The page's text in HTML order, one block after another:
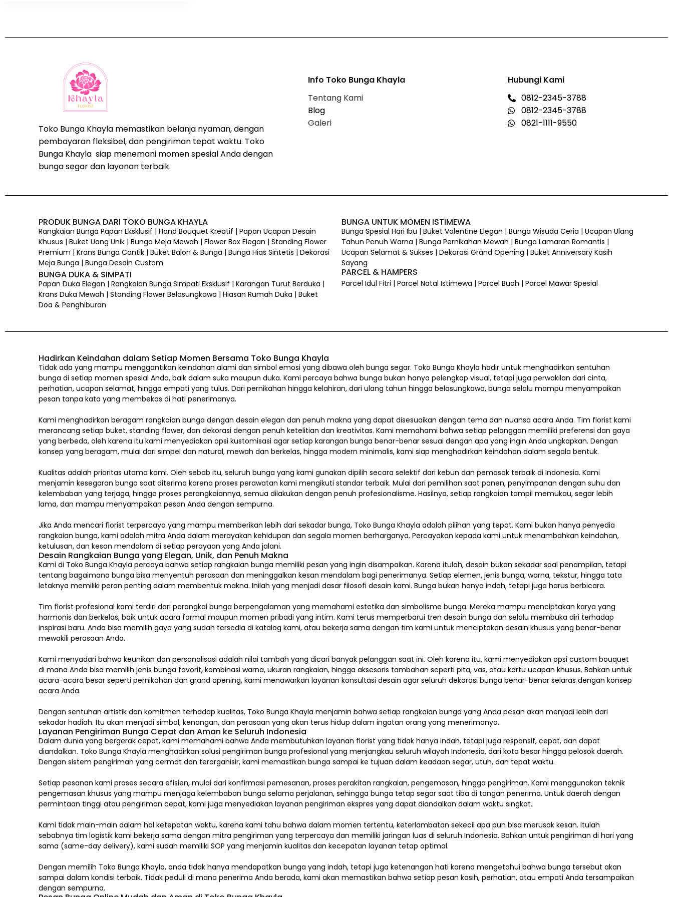
Toko Bunga Khayla memastikan belanja nyaman, dengan
pembayaran fleksibel, dan pengiriman tepat waktu. Toko
Bunga Khayla siap menemani momen spesial Anda dengan
bunga segar dan layanan terbaik.
Info Toko Bunga Khayla
Tentang Kami
Blog
Galeri
Hubungi Kami
0812-2345-3788
0812-2345-3788
0821-1111-9550
PRODUK BUNGA DARI TOKO BUNGA KHAYLA
Rangkaian Bunga Papan Eksklusif | Hand Bouquet Kreatif | Papan Ucapan Desain
Khusus | Buket Uang Unik | Bunga Meja Mewah | Flower Box Elegan | Standing Flower
Premium | Krans Bunga Cantik | Buket Balon & Bunga | Bunga Hias Sintetis | Dekorasi
Meja Bunga | Bunga Desain Custom
BUNGA DUKA & SIMPATI
Papan Duka Elegan | Rangkaian Bunga Simpati Eksklusif | Karangan Turut Berduka |
Krans Duka Mewah | Standing Flower Belasungkawa | Hiasan Rumah Duka | Buket
Doa & Penghiburan
BUNGA UNTUK MOMEN ISTIMEWA
Bunga Spesial Hari Ibu | Buket Valentine Elegan | Bunga Wisuda Ceria | Ucapan Ulang
Tahun Penuh Warna | Bunga Pernikahan Mewah | Bunga Lamaran Romantis |
Ucapan Selamat & Sukses | Dekorasi Grand Opening | Buket Anniversary Kasih
Sayang
PARCEL & HAMPERS
Parcel Idul Fitri | Parcel Natal Istimewa | Parcel Buah | Parcel Mawar Spesial
Hadirkan Keindahan dalam Setiap Momen Bersama Toko Bunga Khayla
Tidak ada yang mampu menggantikan keindahan alami dan simbol emosi yang dibawa oleh bunga segar. Toko Bunga Khayla hadir untuk menghadirkan sentuhan
bunga di setiap momen spesial Anda, baik dalam suka maupun duka. Kami percaya bahwa bunga bukan hanya pelengkap visual, tetapi juga perwakilan dari cinta,
perhatian, ucapan selamat, hingga empati yang tulus. Dari pernikahan hingga kelahiran, dari ulang tahun hingga belasungkawa, bunga selalu mampu menyampaikan
pesan tanpa kata yang membekas di hati penerimanya.
Kami menghadirkan beragam rangkaian bunga dengan desain elegan dan penuh makna yang dapat disesuaikan dengan tema dan nuansa acara Anda. Tim florist kami
merancang setiap buket, standing flower, dan dekorasi dengan penuh ketelitian dan kreativitas. Kami memahami bahwa setiap pelanggan memiliki preferensi dan gaya
yang berbeda, oleh karena itu kami menyediakan opsi kustomisasi agar setiap karangan bunga benar-benar sesuai dengan apa yang ingin Anda ungkapkan. Dengan
konsep yang beragam, mulai dari simpel dan natural, mewah dan berkelas, hingga modern minimalis, kami siap menghadirkan keindahan dalam segala bentuk.
Kualitas adalah prioritas utama kami. Oleh sebab itu, seluruh bunga yang kami gunakan dipilih secara selektif dari kebun dan pemasok terbaik di Indonesia. Kami
menjamin kesegaran bunga saat diterima karena proses perawatan kami mengikuti standar terbaik. Mulai dari pemilihan saat panen, penyimpanan dengan suhu dan
kelembaban yang terjaga, hingga proses perangkaiannya, semua dilakukan dengan penuh profesionalisme. Hasilnya, setiap rangkaian tampil memukau, segar lebih
lama, dan mampu menyampaikan pesan Anda dengan sempurna.
Jika Anda mencari florist terpercaya yang mampu memberikan lebih dari sekadar bunga, Toko Bunga Khayla adalah pilihan yang tepat. Kami bukan hanya penyedia
rangkaian bunga, kami adalah mitra Anda dalam merayakan kehidupan dan segala momen berharganya. Percayakan kepada kami untuk menambahkan keindahan,
ketulusan, dan kesan mendalam di setiap perayaan yang Anda jalani.
Desain Rangkaian Bunga yang Elegan, Unik, dan Penuh Makna
Kami di Toko Bunga Khayla percaya bahwa setiap rangkaian bunga memiliki pesan yang ingin disampaikan. Karena itulah, desain bukan sekadar soal penampilan, tetapi
tentang bagaimana bunga bisa menyentuh perasaan dan meninggalkan kesan mendalam bagi penerimanya. Setiap elemen,jenis bunga, warna, tekstur, hingga tata
letaknya memiliki peran penting dalam membentuk makna. Inilah yang menjadi dasar filosofi desain kami. Bunga bukan hanya indah, tetapi juga harus berbicara.
Tim florist profesional kami terdiri dari perangkai bunga berpengalaman yang memahami estetika dan simbolisme bunga. Mereka mampu menciptakan karya yang
harmonis dan berkelas, baik untuk acara formal maupun momen pribadi yang intim. Kami terus memperbarui tren desain bunga dan selalu membuka diri terhadap
inspirasi baru. Anda bisa memilih gaya yang sudah tersedia di katalog kami, atau bekerja sama dengan tim kami untuk menciptakan desain khusus yang benar-benar
mewakili perasaan Anda.
Kami menyadari bahwa keunikan danpersonalisasi adalah nilai tambah yang dicari banyak pelanggan saat ini. Oleh karena itu, kami menyediakan opsi custom bouquet
di mana Anda bisa memilih jenis bunga favorit, kombinasi warna, ukuran rangkaian, hingga aksesoris tambahan seperti pita, vas, atau kartu ucapan khusus. Bahkan untuk
acara-acara besar seperti pernikahan dan grand opening, kami menawarkan layanan konsultasi desain agar seluruh dekorasi bunga benar-benar selaras dengan konsep
acara Anda.
Dengan sentuhan artistik dan komitmen terhadap kualitas, Toko Bunga Khayla menjamin bahwa setiap rangkaian bunga yang Anda pesan akan menjadi lebih dari
sekadar hadiah. Itu akan menjadi simbol, kenangan, dan perasaan yang akan terus hidup dalam ingatan orang yang menerimanya.
Layanan Pengiriman Bunga Cepat dan Aman ke Seluruh Indonesia
Dalam dunia yang bergerak cepat, kami memahami bahwa Anda membutuhkan layanan florist yang tidak hanya indah, tetapi juga responsif, cepat, dan dapat
diandalkan. Toko Bunga Khayla menghadirkan solusi pengiriman bunga profesional yang menjangkau seluruh wilayah Indonesia, dari kota besar hingga pelosok daerah.
Dengan sistem pengiriman yang cermat dan terorganisir, kami memastikan bunga sampai ke tujuan dalam keadaan segar, utuh, dan tepat waktu.
Setiap pesanan kami proses secara efisien, mulai dari konfirmasi pemesanan, proses perakitan rangkaian, pengemasan, hingga pengiriman. Kami menggunakan teknik
pengemasan khusus yang mampu menjaga kelembaban bunga selama perjalanan, sehingga bunga tetap segar saat tiba di tangan penerima. Untuk daerah dengan
permintaan tinggi atau pengiriman cepat, kami juga menyediakan layanan pengiriman ekspres yang dapat diandalkan dalam waktu singkat.
Kami tidak main-main dalam hal ketepatan waktu, karena kami tahu bahwa dalam momen tertentu, keterlambatan sekecil apa pun bisa merusak kesan. Itulah
sebabnya tim logistik kami bekerja sama dengan mitra pengiriman yang terpercaya dan memiliki jaringan luas di seluruh Indonesia. Bahkan untuk pengiriman di hari yang
sama (same-day delivery), kami sudah memiliki SOP yang menjamin kualitas dan kecepatan layanan tetap optimal.
Dengan memilih Toko Bunga Khayla, anda tidak hanya mendapatkan bunga yang indah, tetapi juga ketenangan hati karena mengetahui bahwa bunga tersebut akan
sampai dalam kondisi terbaik. Tidak peduli di mana penerima Anda berada, kami akan memastikan bahwa setiap pesan kasih, perhatian, atau empati Anda tersampaikan
dengan sempurna.